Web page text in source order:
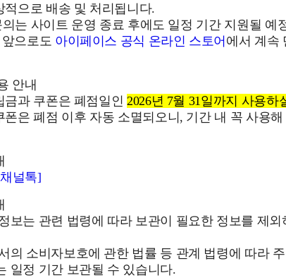
적으로 배송 및 처리됩니다.
는 사이트 운영 종료 후에도 일정 기간 지원될 예
으로도 아이페이스 공식 온라인 스토어 에서 계속
안내
과 쿠폰은 폐점일인 2026년 7월 31일까지 사용하
은 폐점 이후 자동 소멸되오니, 기간 내 꼭 사용해
널톡]
보는 관련 법령에 따라 보관이 필요한 정보를 제외
의 소비자보호에 관한 법률 등 관계 법령에 따라
일정 기간 보관될 수 있습니다.